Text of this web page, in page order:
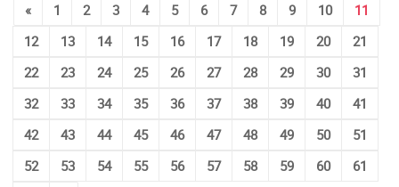
« 1 2 3 4 5 6 7 8 9 10
11
12
13 14 15 16 17 18 19 20
21
22
23 24 25 26 27 28 29 30
31
32
33 34 35 36 37 38 39 40
41
42
43 44 45 46 47 48 49 50
51
52
53 54 55 56 57 58 59 60
61